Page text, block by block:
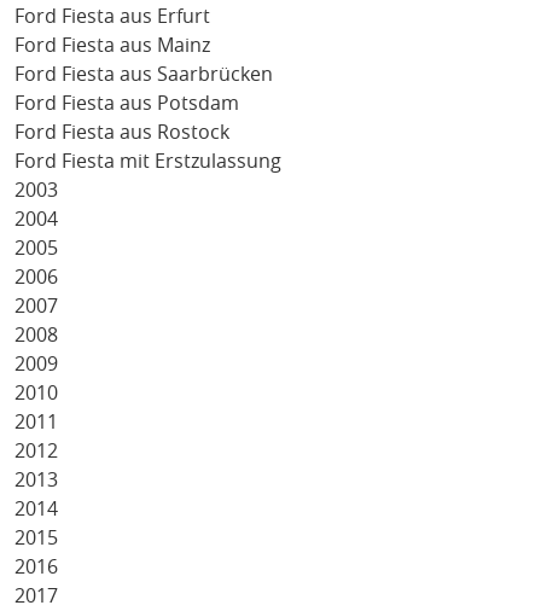
Ford Fiesta aus Erfurt
Ford Fiesta aus Mainz
Ford Fiesta aus Saarbrücken
Ford Fiesta aus Potsdam
Ford Fiesta aus Rostock
Ford Fiesta mit Erstzulassung
2003
2004
2005
2006
2007
2008
2009
2010
2011
2012
2013
2014
2015
2016
2017